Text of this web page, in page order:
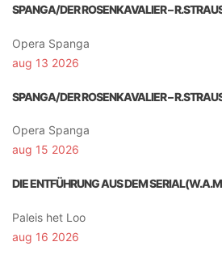
SPANGA/DER ROSENKAVALIER –
Opera Spanga
aug 13 2026
SPANGA/DER ROSENKAVALIER –
Opera Spanga
aug 15 2026
DIE ENTFÜHRUNG AUS DEM
Paleis het Loo
aug 16 2026